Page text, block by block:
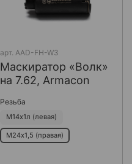
арт. AAD-FH-W3
Маскиратор «Волк»
на 7.62, Armacon
Резьба
М14х1л (левая)
М24х1,5 (правая)